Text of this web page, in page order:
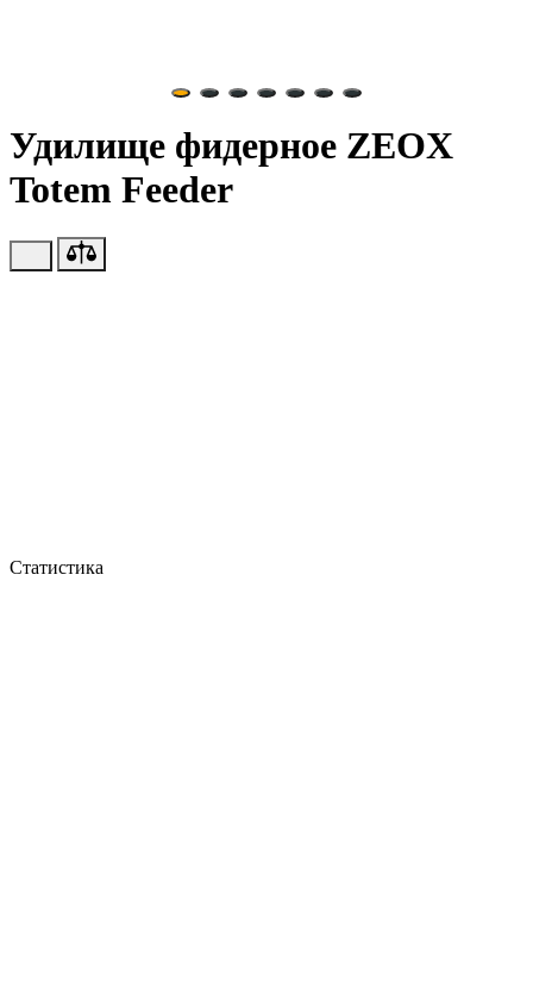
Удилище фидерное ZEOX
Totem Feeder
Статистика